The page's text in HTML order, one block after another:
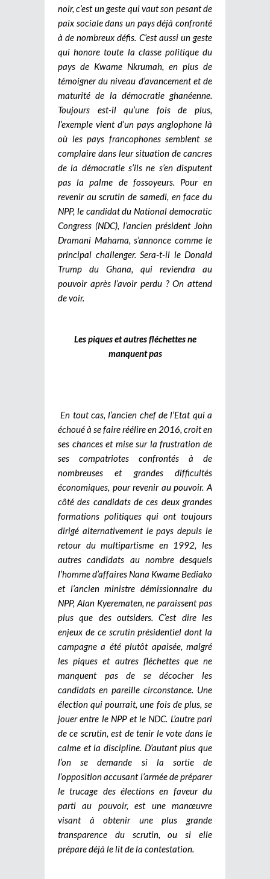
noir, c’est un geste qui vaut son pesant de
paix sociale dans un pays déjà confronté
à de nombreux défis. C’est aussi un geste
qui honore toute la classe politique du
pays de Kwame Nkrumah, en plus de
témoigner du niveau d’avancement et de
maturité de la démocratie ghanéenne.
Toujours est-il qu’une fois de plus,
l’exemple vient d’un pays anglophone là
où les pays francophones semblent se
complaire dans leur situation de cancres
de la démocratie s’ils ne s’en disputent
pas la palme de fossoyeurs. Pour en
revenir au scrutin de samedi, en face du
NPP, le candidat du National democratic
Congress (NDC), l’ancien président John
Dramani Mahama, s’annonce comme le
principal challenger. Sera-t-il le Donald
Trump du Ghana, qui reviendra au
pouvoir après l’avoir perdu ? On attend
de voir.
Les piques et autres fléchettes ne
manquent pas
En tout cas, l’ancien chef de l’Etat qui a
échoué à se faire réélire en 2016, croit en
ses chances et mise sur la frustration de
ses compatriotes confrontés à de
nombreuses et grandes difficultés
économiques, pour revenir au pouvoir. A
côté des candidats de ces deux grandes
formations politiques qui ont toujours
dirigé alternativement le pays depuis le
retour du multipartisme en 1992, les
autres candidats au nombre desquels
l’homme d’affaires Nana Kwame Bediako
et l’ancien ministre démissionnaire du
NPP, Alan Kyerematen, ne paraissent pas
plus que des outsiders. C’est dire les
enjeux de ce scrutin présidentiel dont la
campagne a été plutôt apaisée, malgré
les piques et autres fléchettes que ne
manquent pas de se décocher les
candidats en pareille circonstance. Une
élection qui pourrait, une fois de plus, se
jouer entre le NPP et le NDC. L’autre pari
de ce scrutin, est de tenir le vote dans le
calme et la discipline. D’autant plus que
l’on se demande si la sortie de
l’opposition accusant l’armée de préparer
le trucage des élections en faveur du
parti au pouvoir, est une manœuvre
visant à obtenir une plus grande
transparence du scrutin, ou si elle
prépare déjà le lit de la contestation.